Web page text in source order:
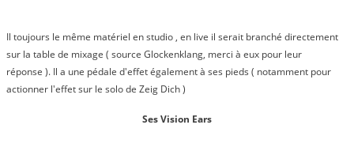
Il toujours le même matériel en studio , en live il serait branché directement
sur la table de mixage ( source Glockenklang, merci à eux pour leur
réponse ). Il a une pédale d'effet également à ses pieds ( notamment pour
actionner l'effet sur le solo de Zeig Dich )
Ses Vision Ears